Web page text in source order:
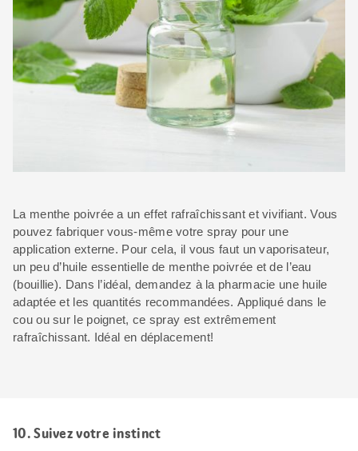
La menthe poivrée a un effet rafraîchissant et vivifiant. Vous
pouvez fabriquer vous-même votre spray pour une
application externe. Pour cela, il vous faut un vaporisateur,
un peu d’huile essentielle de menthe poivrée et de l’eau
(bouillie). Dans l’idéal, demandez à la pharmacie une huile
adaptée et les quantités recommandées. Appliqué dans le
cou ou sur le poignet, ce spray est extrêmement
rafraîchissant. Idéal en déplacement!
10. Suivez votre instinct